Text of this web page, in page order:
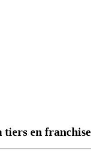
tiers en franchise